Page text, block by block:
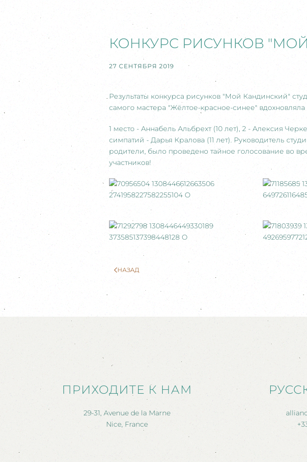
КОНКУРС РИСУНКОВ
27 СЕНТЯБРЯ 2019
Результаты конкурса рисунков "Мой Кандинский"
самого мастера "Жёлтое-красное-синее"
1 место - Аннабель Альбрехт (10 лет), 2 - Алексия
симпатий - Дарья Кралова (11 лет). Руководитель
родители, было проведено тайное голосование во
участников!
НАЗАД
ПРИХОДИТЕ К НАМ
29-31, Avenue de la Marne
Nice, France